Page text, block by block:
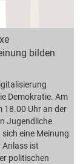
bilden
Demokratie. Am
18.00 Uhr an der
Jugendliche
eine Meinung
Anlass ist
politischen